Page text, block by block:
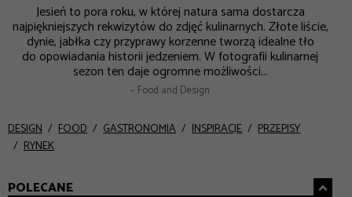
Jesień to pora roku, w której natura sama dostarcza
najpiękniejszych rekwizytów do zdjęć kulinarnych. Złote liście,
dynie, jabłka czy przyprawy korzenne tworzą idealne tło
do opowiadania historii jedzeniem. W fotografii kulinarnej
sezon ten daje ogromne możliwości...
– Food and Design
DESIGN FOOD GASTRONOMIA INSPIRACJE
PRZEPISY
RYNEK
POLECANE